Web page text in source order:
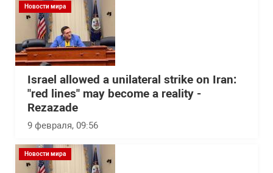
Новости мира
Israel allowed a unilateral strike on Iran:
"red lines" may become a reality -
Rezazade
9 февраля, 09:56
Новости мира